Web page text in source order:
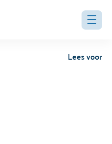
Lees voor